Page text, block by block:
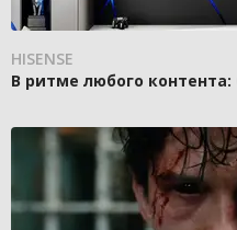
HISENSE
В ритме любого контента: